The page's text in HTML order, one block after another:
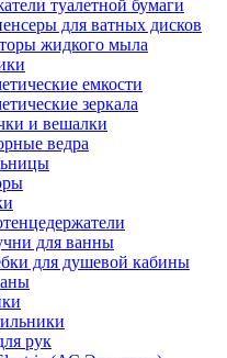
туалетной бумаги
для ватных дисков
жидкого мыла
емкости
зеркала
и вешалки
ведра
для ванны
для душевой кабины
рук